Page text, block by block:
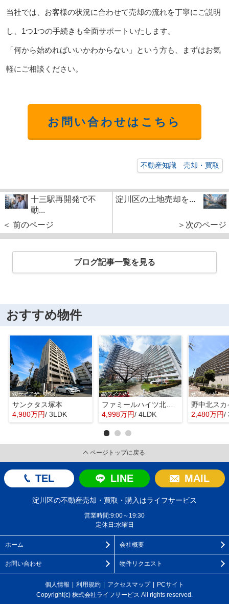
当社では、お客様の状況に合わせて売却の流れを丁寧にご説明
し、1つ1つの手続きも全面サポートいたします。
「何から始めればいいかわからない」という方も、まずはお気
軽にご相談ください。
お問い合わせはこちら
不動産知識 売却・買取
十三駅再開発で不
動...
＜ 前のページ
淀川区の土地売却を...
＞次のページ
ブログ記事一覧を見る
おすすめ物件
サンクタス塚本
4,980万円/ 3LDK
ファミールハイツ北大阪４号棟
4,998万円/ 4LDK
野中北スカ
2,480万円/
ページトップに戻る
TEL LINE MAIL
淀川区の不動産売却・買取・購入はライフサービス
営業時間:9:00～19:30
定休日:水曜日
ホーム 会社概要
お問い合わせ 物件リクエスト
個人情報 利用規約 アクセスマップ
PCサイト
Copyright(c) 株式会社ライフサービス All rights reserved.